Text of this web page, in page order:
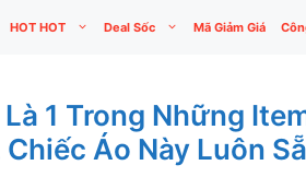
HOT HOT Deal Sốc Mã Giảm Giá
1 Trong Những
Áo Này Luôn